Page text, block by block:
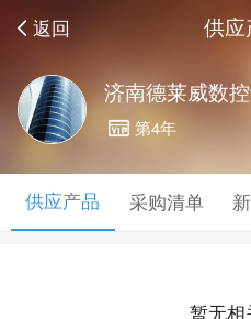
返回 供应
济南德莱威数
第4年
供应产品 采购清单
暂无